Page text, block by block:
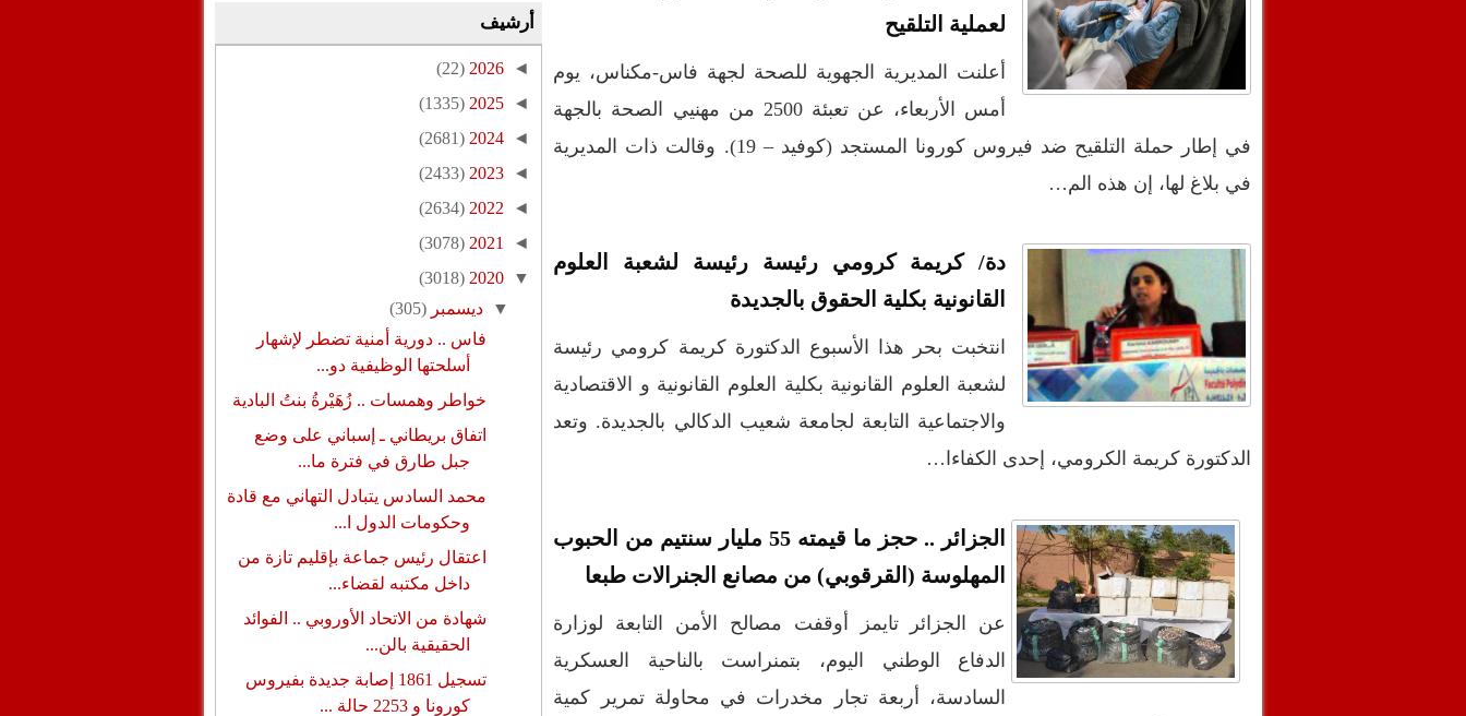
لعملية التلقيح
أعلنت المديرية الجهوية للصحة لجهة فاس-مكناس، يوم
أمس الأربعاء، عن تعبئة 2500 من مهنيي الصحة بالجهة
في إطار حملة التلقيح ضد فيروس كورونا المستجد (كوفيد – 19). وقالت ذات المديرية
في بلاغ لها، إن هذه الم…
دة/ كريمة كرومي رئيسة رئيسة لشعبة العلوم
القانونية بكلية الحقوق بالجديدة
انتخبت بحر هذا الأسبوع الدكتورة كريمة كرومي رئيسة
لشعبة العلوم القانونية بكلية العلوم القانونية و الاقتصادية
والاجتماعية التابعة لجامعة شعيب الدكالي بالجديدة. وتعد
الدكتورة كريمة الكرومي، إحدى الكفاءا…
الجزائر .. حجز ما قيمته 55 مليار سنتيم من الحبوب
المهلوسة (القرقوبي) من مصانع الجنرالات طبعا
عن الجزائر تايمز أوقفت مصالح الأمن التابعة لوزارة
الدفاع الوطني اليوم، بتمنراست بالناحية العسكرية
السادسة، أربعة تجار مخدرات في محاولة تمرير كمية
أرشيف
◄
2026
(22)
◄
2025
(1335)
◄
2024
(2681)
◄
2023
(2433)
◄
2022
(2634)
◄
2021
(3078)
▼
2020
(3018)
▼ديسمبر(305)
فاس .. دورية أمنية تضطر لإشهار
أسلحتها الوظيفية دو...
خواطر وهمسات .. زُهَيْرةُ بنتُ البادية
اتفاق بريطاني ـ إسباني على وضع
جبل طارق في فترة ما...
محمد السادس يتبادل التهاني مع قادة
وحكومات الدول ا...
اعتقال رئيس جماعة بإقليم تازة من
داخل مكتبه لقضاء...
شهادة من الاتحاد الأوروبي .. الفوائد
الحقيقية بالن...
تسجيل 1861 إصابة جديدة بفيروس
كورونا و 2253 حالة ...